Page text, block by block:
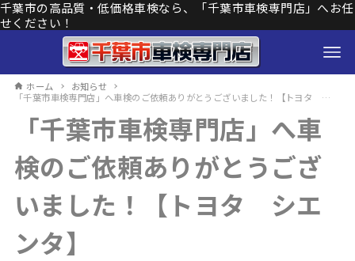
千葉市の高品質・低価格車検なら、「千葉市車検専門店」へお任
せください！
ホーム
お知らせ
「千葉市車検専門店」へ車検のご依頼ありがとうございました！【トヨタ シエンタ】
「千葉市車検専門店」へ車
検のご依頼ありがとうござ
いました！【トヨタ シエ
ンタ】